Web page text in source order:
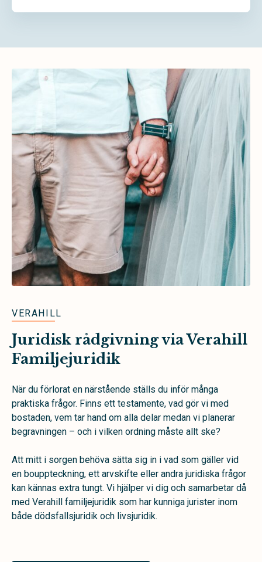
VERAHILL
Juridisk rådgivning via Verahill
Familjejuridik
När du förlorat en närstående ställs du inför många
praktiska frågor. Finns ett testamente, vad gör vi med
bostaden, vem tar hand om alla delar medan vi planerar
begravningen – och i vilken ordning måste allt ske?
Att mitt i sorgen behöva sätta sig in i vad som gäller vid
en bouppteckning, ett arvskifte eller andra juridiska frågor
kan kännas extra tungt. Vi hjälper vi dig och samarbetar då
med Verahill familjejuridik som har kunniga jurister inom
både dödsfallsjuridik och livsjuridik.